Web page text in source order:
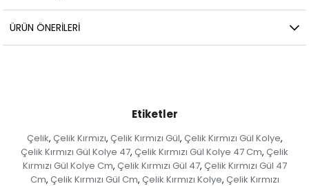
ÜRÜN ÖNERILERI
Etiketler
Çelik, Çelik Kırmızı, Çelik Kırmızı Gül, Çelik Kırmızı Gül Kolye,
Çelik Kırmızı Gül Kolye 47, Çelik Kırmızı Gül Kolye 47 Cm, Çelik
Kırmızı Gül Kolye Cm, Çelik Kırmızı Gül 47, Çelik Kırmızı Gül 47
Cm, Çelik Kırmızı Gül Cm, Çelik Kırmızı Kolye, Çelik Kırmızı